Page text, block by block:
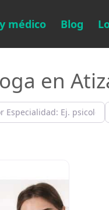
médico Blog
en
Ej. psicológo